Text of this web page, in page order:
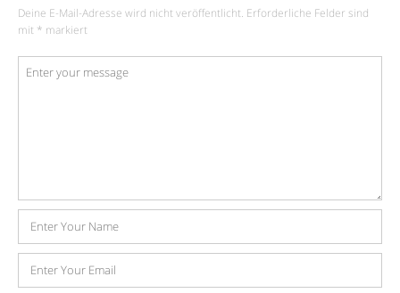
Deine E-Mail-Adresse wird nicht veröffentlicht. Erforderliche Felder sind
mit * markiert
Kommentar
Name